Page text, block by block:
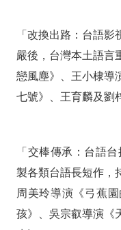
「改換出路：台語
嚴後，台灣本土語言
戀風塵》、王小棣導
七號》、王育麟及劉
「交棒傳承：台語
製各類台語長短作，
周美玲導演《弓蕉
孩》、吳宗叡導演《